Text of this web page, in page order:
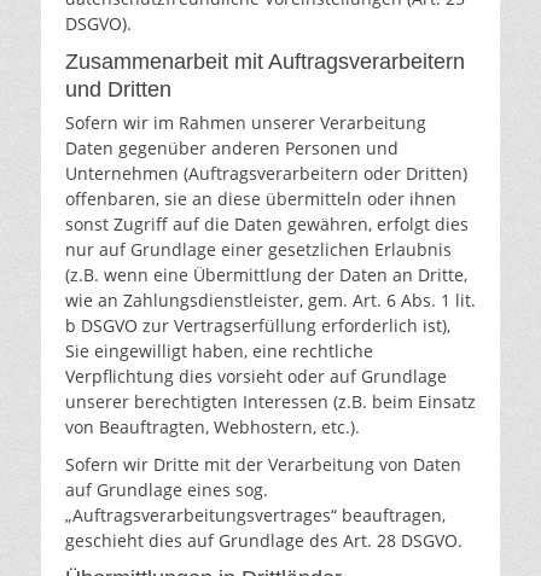
DSGVO).
Zusammenarbeit mit Auftragsverarbeitern
und Dritten
Sofern wir im Rahmen unserer Verarbeitung
Daten gegenüber anderen Personen und
Unternehmen (Auftragsverarbeitern oder Dritten)
offenbaren, sie an diese übermitteln oder ihnen
sonst Zugriff auf die Daten gewähren, erfolgt dies
nur auf Grundlage einer gesetzlichen Erlaubnis
(z.B. wenn eine Übermittlung der Daten an Dritte,
wie an Zahlungsdienstleister, gem. Art. 6 Abs. 1 lit.
b DSGVO zur Vertragserfüllung erforderlich ist),
Sie eingewilligt haben, eine rechtliche
Verpflichtung dies vorsieht oder auf Grundlage
unserer berechtigten Interessen (z.B. beim Einsatz
von Beauftragten, Webhostern, etc.).
Sofern wir Dritte mit der Verarbeitung von Daten
auf Grundlage eines sog.
„Auftragsverarbeitungsvertrages“ beauftragen,
geschieht dies auf Grundlage des Art. 28 DSGVO.